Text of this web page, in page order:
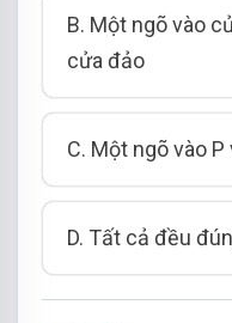
B. Một ngõ vào
cửa đảo
C. Một ngõ vào
D. Tất cả đều